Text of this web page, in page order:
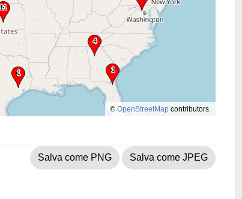
© OpenStreetMap contributors.
Salva come PNG Salva come JPEG